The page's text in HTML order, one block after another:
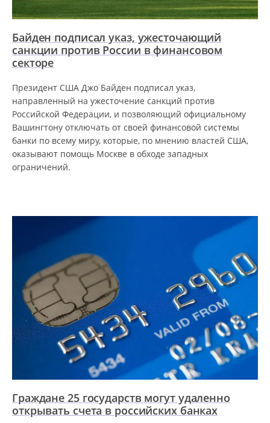
Байден подписал указ, ужесточающий
санкции против России в финансовом
секторе
Президент США Джо Байден подписал указ,
направленный на ужесточение санкций против
Российской Федерации, и позволяющий официальному
Вашингтону отключать от своей финансовой системы
банки по всему миру, которые, по мнению властей США,
оказывают помощь Москве в обходе западных
ограничений.
Граждане 25 государств могут удаленно
открывать счета в российских банках